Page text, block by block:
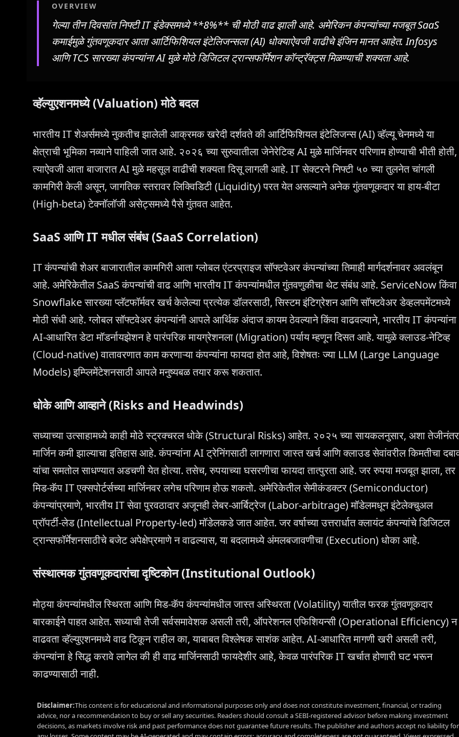
OVERVIEW
गेल्या तीन दिवसांत निफ्टी IT इंडेक्समध्ये **8%** ची मोठी वाढ झाली आहे. अमेरिकन कंपन्यांच्या मजबूत SaaS
कमाईमुळे गुंतवणूकदार आता आर्टिफिशियल इंटेलिजन्सला (AI) धोक्याऐवजी वाढीचे इंजिन मानत आहेत. Infosys
आणि TCS सारख्या कंपन्यांना AI मुळे मोठे डिजिटल ट्रान्सफॉर्मेशन कॉन्ट्रॅक्ट्स मिळण्याची शक्यता आहे.
व्हॅल्युएशनमध्ये (Valuation) मोठे बदल
भारतीय IT शेअर्समध्ये नुकतीच झालेली आक्रमक खरेदी दर्शवते की आर्टिफिशियल इंटेलिजन्स (AI) व्हॅल्यू चेनमध्ये या
क्षेत्राची भूमिका नव्याने पाहिली जात आहे. २०२६ च्या सुरुवातीला जेनेरेटिव्ह AI मुळे मार्जिनवर परिणाम होण्याची भीती होती,
त्याऐवजी आता बाजारात AI मुळे महसूल वाढीची शक्यता दिसू लागली आहे. IT सेक्टरने निफ्टी ५० च्या तुलनेत चांगली
कामगिरी केली असून, जागतिक स्तरावर लिक्विडिटी (Liquidity) परत येत असल्याने अनेक गुंतवणूकदार या हाय-बीटा
(High-beta) टेक्नॉलॉजी असेट्समध्ये पैसे गुंतवत आहेत.
SaaS आणि IT मधील संबंध (SaaS Correlation)
IT कंपन्यांची शेअर बाजारातील कामगिरी आता ग्लोबल एंटरप्राइज सॉफ्टवेअर कंपन्यांच्या तिमाही मार्गदर्शनावर अवलंबून
आहे. अमेरिकेतील SaaS कंपन्यांची वाढ आणि भारतीय IT कंपन्यांमधील गुंतवणुकीचा थेट संबंध आहे. ServiceNow किंवा
Snowflake सारख्या प्लॅटफॉर्मवर खर्च केलेल्या प्रत्येक डॉलरसाठी, सिस्टम इंटिग्रेशन आणि सॉफ्टवेअर डेव्हलपमेंटमध्ये
मोठी संधी आहे. ग्लोबल सॉफ्टवेअर कंपन्यांनी आपले आर्थिक अंदाज कायम ठेवल्याने किंवा वाढवल्याने, भारतीय IT कंपन्यांना
AI-आधारित डेटा मॉडर्नायझेशन हे पारंपरिक मायग्रेशनला (Migration) पर्याय म्हणून दिसत आहे. यामुळे क्लाउड-नेटिव्ह
(Cloud-native) वातावरणात काम करणाऱ्या कंपन्यांना फायदा होत आहे, विशेषतः ज्या LLM (Large Language
Models) इम्प्लिमेंटेशनसाठी आपले मनुष्यबळ तयार करू शकतात.
धोके आणि आव्हाने (Risks and Headwinds)
सध्याच्या उत्साहामध्ये काही मोठे स्ट्रक्चरल धोके (Structural Risks) आहेत. २०२५ च्या सायकलनुसार, अशा तेजीनंतर
मार्जिन कमी झाल्याचा इतिहास आहे. कंपन्यांना AI ट्रेनिंगसाठी लागणारा जास्त खर्च आणि क्लाउड सेवांवरील किमतीचा
यांचा समतोल साधण्यात अडचणी येत होत्या. तसेच, रुपयाच्या घसरणीचा फायदा तात्पुरता आहे. जर रुपया मजबूत झाला, तर
मिड-कॅप IT एक्सपोर्टर्सच्या मार्जिनवर लगेच परिणाम होऊ शकतो. अमेरिकेतील सेमीकंडक्टर (Semiconductor)
कंपन्यांप्रमाणे, भारतीय IT सेवा पुरवठादार अजूनही लेबर-आर्बिट्रेज (Labor-arbitrage) मॉडेलमधून इंटेलेक्चुअल
प्रॉपर्टी-लेड (Intellectual Property-led) मॉडेलकडे जात आहेत. जर वर्षाच्या उत्तरार्धात क्लायंट कंपन्यांचे डिजिटल
ट्रान्सफॉर्मेशनसाठीचे बजेट अपेक्षेप्रमाणे न वाढल्यास, या बदलामध्ये अंमलबजावणीचा (Execution) धोका आहे.
संस्थात्मक गुंतवणूकदारांचा दृष्टिकोन (Institutional Outlook)
मोठ्या कंपन्यांमधील स्थिरता आणि मिड-कॅप कंपन्यांमधील जास्त अस्थिरता (Volatility) यातील फरक गुंतवणूकदार
बारकाईने पाहत आहेत. सध्याची तेजी सर्वसमावेशक असली तरी, ऑपरेशनल एफिशियन्सी (Operational Efficiency) न
वाढवता व्हॅल्युएशनमध्ये वाढ टिकून राहील का, याबाबत विश्लेषक साशंक आहेत. AI-आधारित मागणी खरी असली तरी,
कंपन्यांना हे सिद्ध करावे लागेल की ही वाढ मार्जिनसाठी फायदेशीर आहे, केवळ पारंपरिक IT खर्चात होणारी घट भरून
काढण्यासाठी नाही.
Disclaimer:This content is for educational and informational purposes only and does not constitute investment, financial, or trading
advice, nor a recommendation to buy or sell any securities. Readers should consult a SEBI-registered advisor before making investment
decisions, as markets involve risk and past performance does not guarantee future results. The publisher and authors accept no liability for